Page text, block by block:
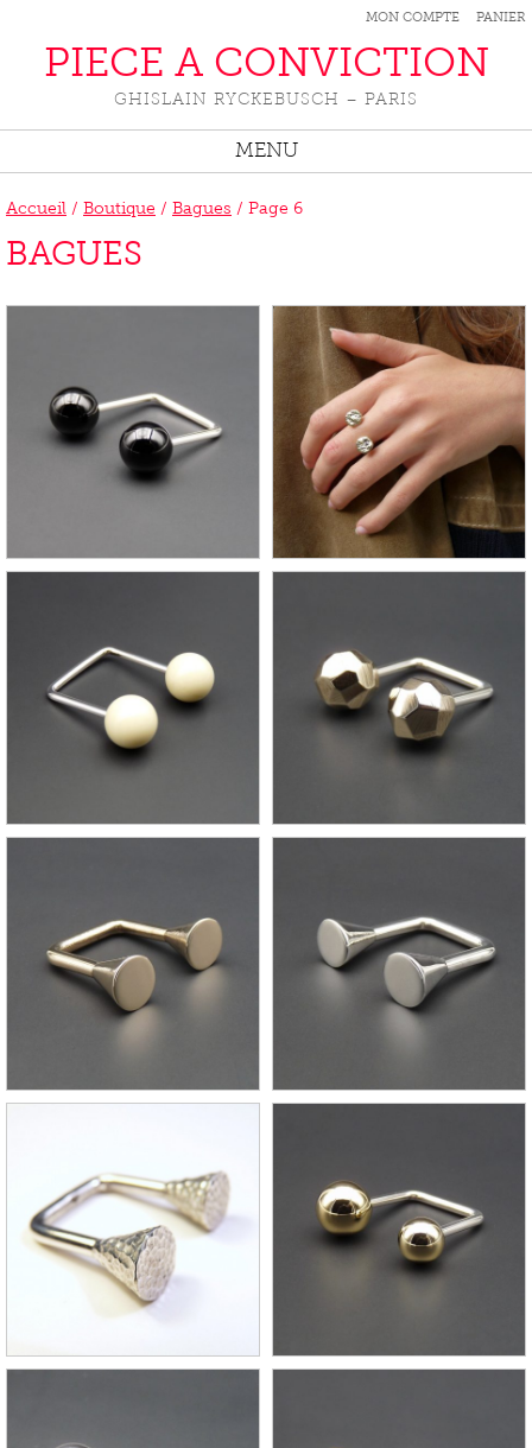
MON COMPTE PANIER
PIECE A CONVICTION
GHISLAIN RYCKEBUSCH – PARIS
MENU
Accueil / Boutique / Bagues / Page 6
BAGUES